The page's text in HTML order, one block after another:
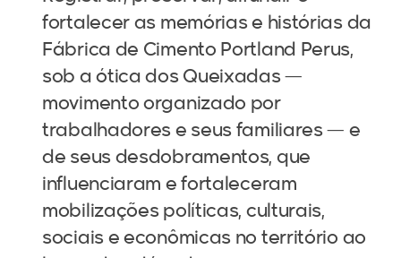
fortalecer as memórias e histórias da
Fábrica de Cimento Portland Perus,
sob a ótica dos Queixadas —
movimento organizado por
trabalhadores e seus familiares — e
de seus desdobramentos, que
influenciaram e fortaleceram
mobilizações políticas, culturais,
sociais e econômicas no território ao